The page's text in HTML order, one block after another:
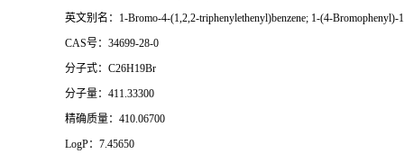
英文别名：1-Bromo-4-(1,2,2-triphenylethenyl)benzene; 1-(4-Bromophenyl)-
CAS号：34699-28-0
分子式：C26H19Br
分子量：411.33300
精确质量：410.06700
LogP：7.45650